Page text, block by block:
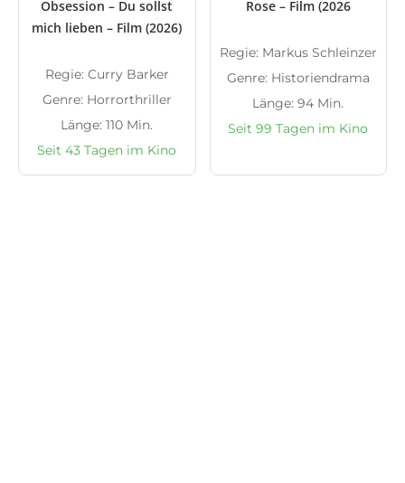
Obsession – Du sollst
mich lieben – Film (2026)
Regie: Curry Barker
Genre: Horrorthriller
Länge: 110 Min.
Seit 43 Tagen im Kino
Rose – Film (2026
Regie: Markus Schleinzer
Genre: Historiendrama
Länge: 94 Min.
Seit 99 Tagen im Kino